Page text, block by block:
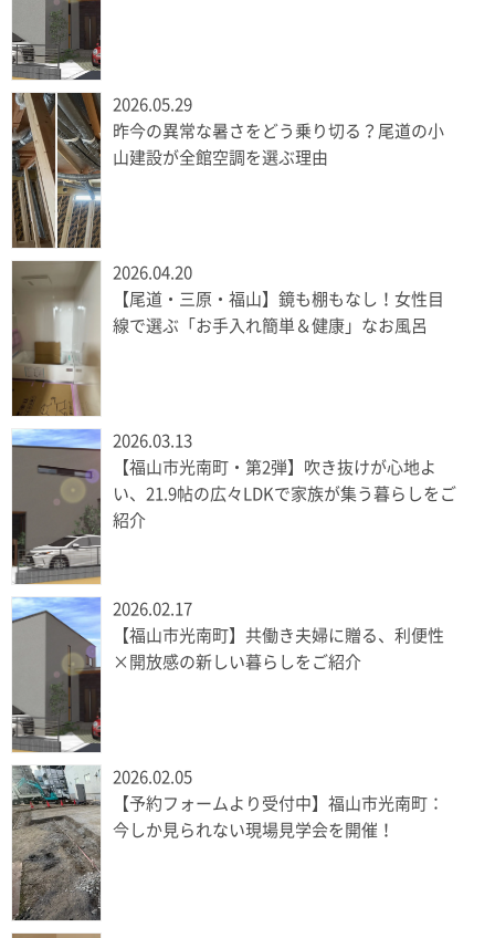
2026.05.29
昨今の異常な暑さをどう乗り切る？尾道の小
山建設が全館空調を選ぶ理由
2026.04.20
【尾道・三原・福山】鏡も棚もなし！女性目
線で選ぶ「お手入れ簡単＆健康」なお風呂
2026.03.13
【福山市光南町・第2弾】吹き抜けが心地よ
い、21.9帖の広々LDKで家族が集う暮らしをご
紹介
2026.02.17
【福山市光南町】共働き夫婦に贈る、利便性
×開放感の新しい暮らしをご紹介
2026.02.05
【予約フォームより受付中】福山市光南町：
今しか見られない現場見学会を開催！